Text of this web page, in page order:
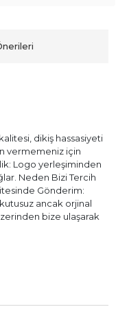
dikiş hassasiyeti
vermemeniz için
Logo yerleşiminden
Neden Bizi Tercih
Gönderim:
ancak orjinal
bize ulaşarak